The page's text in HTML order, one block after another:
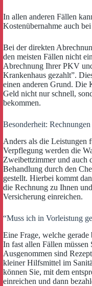
In allen anderen Fällen
Kostenübernahme auch
Bei der direkten
den meisten Fällen nicht
Abrechnung Ihrer PKV
Krankenhaus gezahlt”.
einen anderen Grund. Die
Geld nicht nur schnell,
bekommen.
Besonderheit:
Anders als die Leistungen
Verpflegung werden die
Zweibettzimmer und auch
Behandlung durch den
gestellt. Hierbei kommt
die Rechnung zu Ihnen
Versicherung einreichen.
“Muss ich in Vorleistung
Eine Frage, welche
In fast allen Fällen
Ausgenommen sind
kleiner Hilfsmittel im
können Sie, mit dem
einreichen und dann